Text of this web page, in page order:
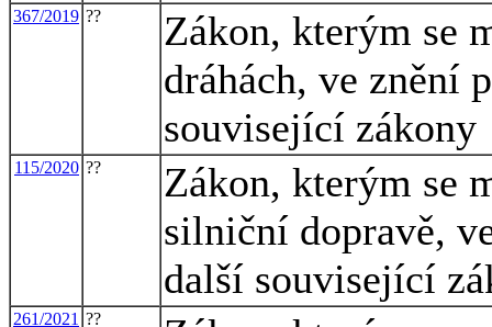
367/2019 ??
Zákon, kterým se
dráhách, ve znění
související zákony
115/2020 ??
Zákon, kterým se
silniční dopravě,
další související
261/2021 ??